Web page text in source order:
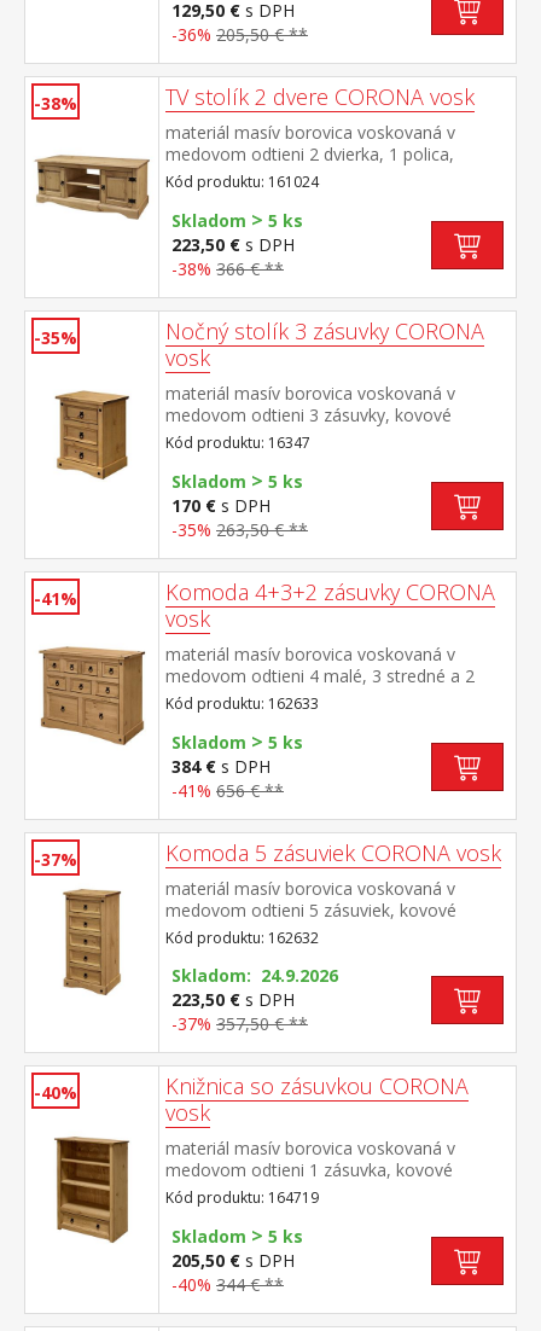
129,50 € s DPH
-36% 205,50 € **
-38% TV stolík 2 dvere CORONA vosk
materiál masív borovica voskovaná v
medovom odtieni 2 dvierka, 1 polica,
kovové ozdobné úchytky súčasť zostavy
Corona
Kód produktu: 161024
Skladom > 5 ks
223,50 € s DPH
-38% 366 € **
-35%
Nočný stolík 3 zásuvky CORONA
vosk
materiál masív borovica voskovaná v
medovom odtieni 3 zásuvky, kovové
ozdobné úchytky súčasť zostavy Corona
Kód produktu: 16347
Skladom > 5 ks
170 € s DPH
-35% 263,50 € **
-41%
Komoda 4+3+2 zásuvky CORONA
vosk
materiál masív borovica voskovaná v
medovom odtieni 4 malé, 3 stredné a 2
veľké zásuvky, kovové ozdobné úchytky
súčasť zostavy Corona
Kód produktu: 162633
Skladom > 5 ks
384 € s DPH
-41% 656 € **
-37% Komoda 5 zásuviek CORONA vosk
materiál masív borovica voskovaná v
medovom odtieni 5 zásuviek, kovové
ozdobné úchytky súčasť zostavy Corona
Kód produktu: 162632
Skladom: 24.9.2026
223,50 € s DPH
-37% 357,50 € **
-40%
Knižnica so zásuvkou CORONA
vosk
materiál masív borovica voskovaná v
medovom odtieni 1 zásuvka, kovové
ozdobné úchytky súčasť zostavy Corona
Kód produktu: 164719
Skladom > 5 ks
205,50 € s DPH
-40% 344 € **